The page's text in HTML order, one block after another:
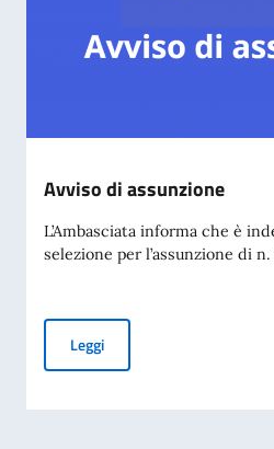
Avviso di assunzione
L’Ambasciata informa che è
selezione per l’assunzione di n.
LeggiAvviso di assunzione